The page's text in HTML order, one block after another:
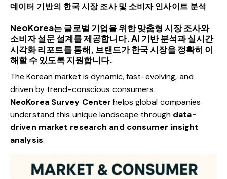
데이터 기반의 한국 시장 조사 및 소비자 인사이트 분석
NeoKorea는 글로벌 기업을 위한 맞춤형 시장 조사와
소비자 설문 설계를 제공합니다. AI 기반 분석과 실시간
시각화 리포트를 통해, 브랜드가 한국 시장을 정확히 이
해할 수 있도록 지원합니다.
The Korean market is dynamic, fast-evolving, and
driven by trend-conscious consumers.
NeoKorea Survey Center helps global companies
understand this unique landscape through data-
driven market research and consumer insight
analysis.